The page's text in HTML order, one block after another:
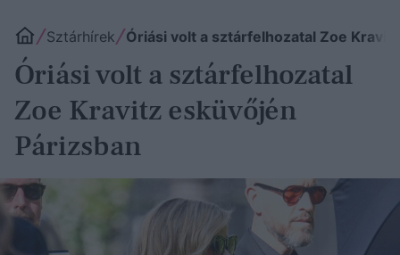
Sztárhírek Óriási volt a sztárfelhozatal Zoe
Óriási volt a sztárfelhozatal
Zoe Kravitz esküvőjén
Párizsban